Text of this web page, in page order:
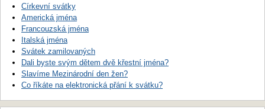
Církevní svátky
Americká jména
Francouzská jména
Italská jména
Svátek zamilovaných
Dali byste svým dětem dvě křestní jména?
Slavíme Mezinárodní den žen?
Co říkáte na elektronická přání k svátku?